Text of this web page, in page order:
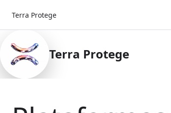
Terra Protege
Terra Protege